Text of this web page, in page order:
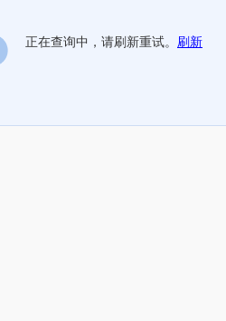
正在查询中，请刷新重试。 刷新